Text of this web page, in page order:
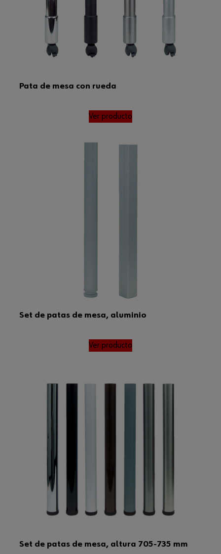
Capacidad de carga
Código del sistema armonizado
Peso del producto (por artículo)
Pata de mesa con rueda
Ver producto
Set de patas de mesa, aluminio
Ver producto
Set de patas de mesa, altura 705-735 mm